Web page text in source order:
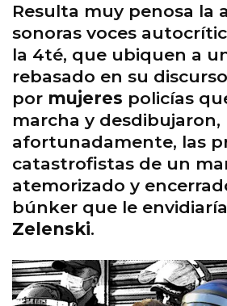
Resulta muy penosa la
sonoras voces
la 4té, que ubiquen a
rebasado en su
por mujeres policías
marcha y desdibujaron,
afortunadamente, las
catastrofistas de un
atemorizado y
búnker que le envidiaría
Zelenski.